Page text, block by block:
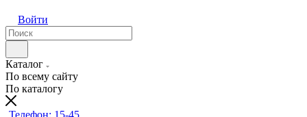
Войти
Каталог
По всему сайту
По каталогу
Телефон: 15-45